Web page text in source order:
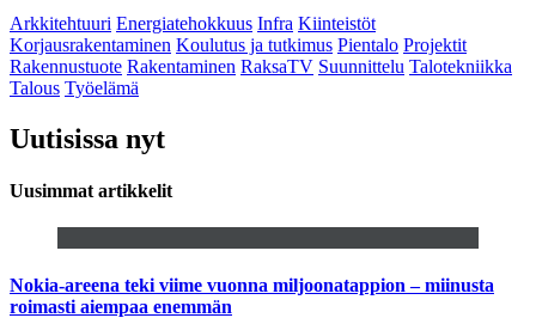
Arkkitehtuuri Energiatehokkuus Infra Kiinteistöt
Korjausrakentaminen Koulutus ja tutkimus Pientalo Projektit
Rakennustuote Rakentaminen RaksaTV Suunnittelu Talotekniikka
Talous Työelämä
Uutisissa nyt
Uusimmat artikkelit
Nokia-areena teki viime vuonna miljoonatappion – miinusta
roimasti aiempaa enemmän